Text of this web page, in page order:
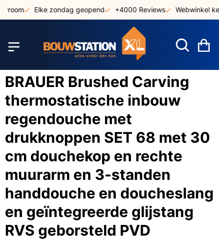
naar
Elke zondag geopend +4000 Reviews Webwinkel
BRAUER Brushed Carving
thermostatische inbouw
regendouche met
drukknoppen SET 68 met 30
cm douchekop en rechte
muurarm en 3-standen
handdouche en doucheslang
en geïntegreerde glijstang
RVS geborsteld PVD